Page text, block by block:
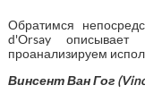
Обратимся
d'Orsay описывает
проанализируем
Винсент Ван Гог (